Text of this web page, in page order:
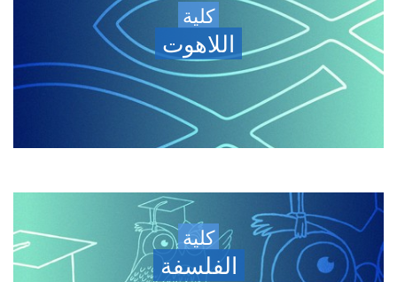
كلية
اللاهوت
كلية
الفلسفة